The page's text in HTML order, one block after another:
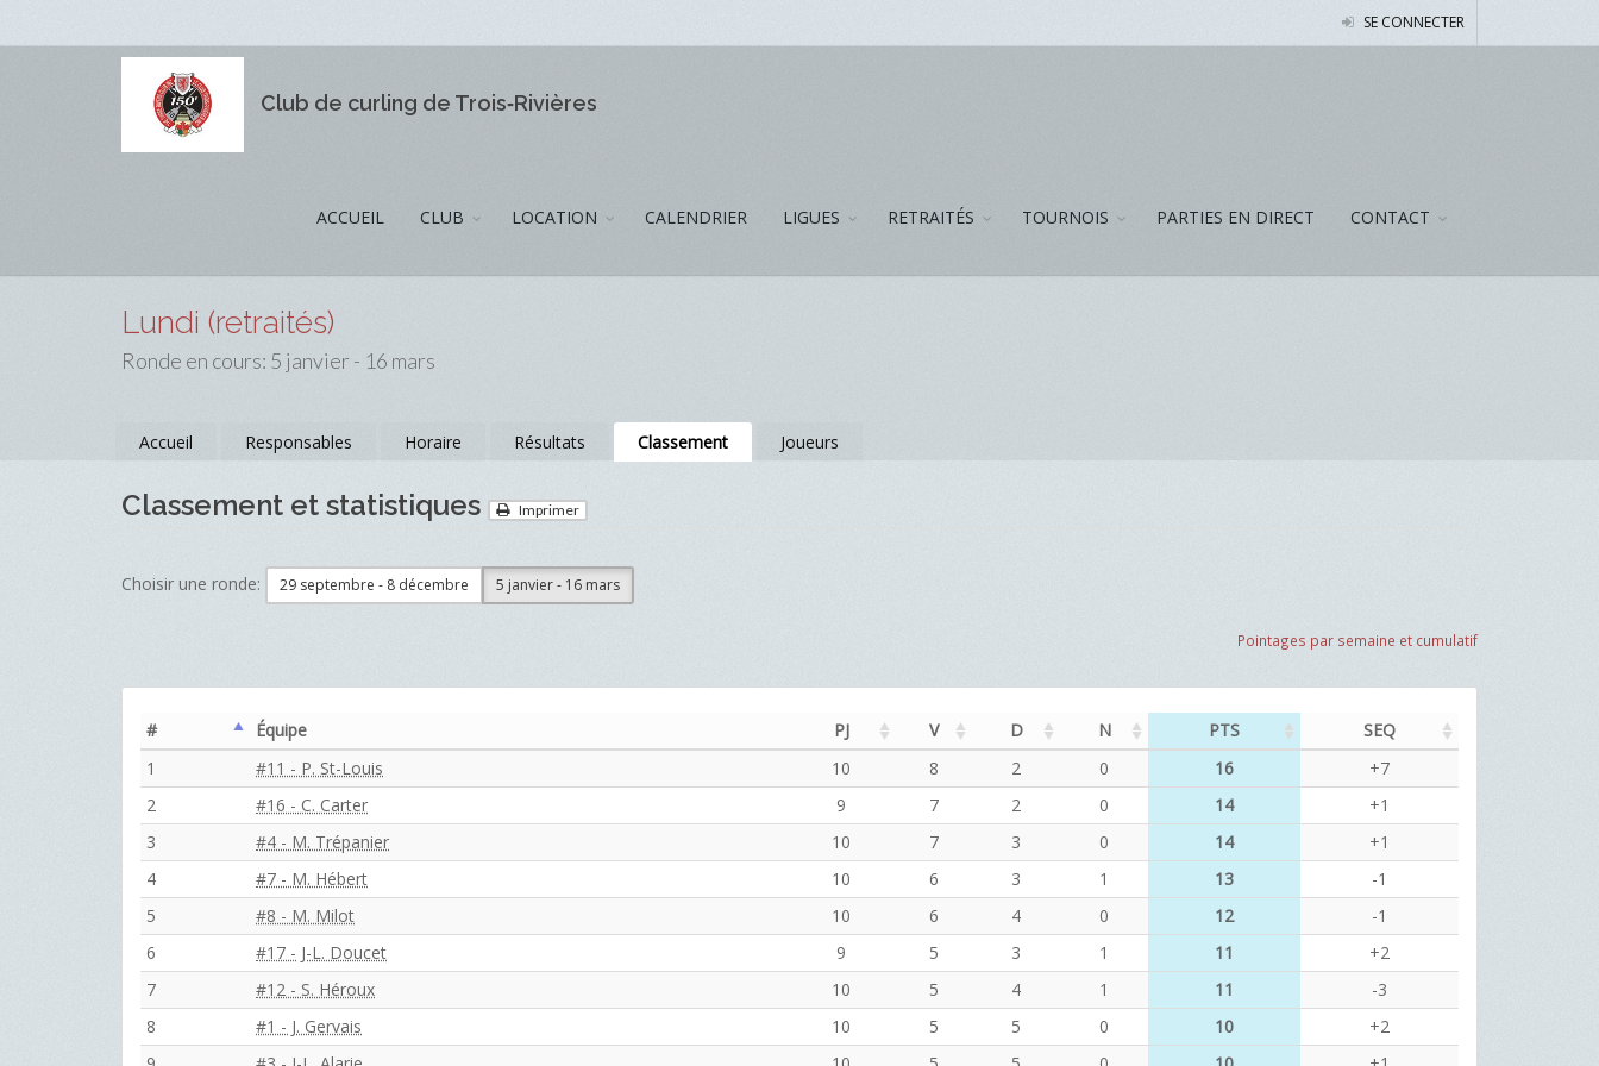
SE CONNECTER
Club de curling de Trois‑Rivières
ACCUEIL CLUB LOCATION CALENDRIER LIGUES RETRAITÉS TOURNOIS PARTIES EN DIRECT CONTACT
Lundi (retraités)
Ronde en cours: 5 janvier - 16 mars
Accueil Responsables Horaire Résultats Classement Joueurs
Classement et statistiques Imprimer
Choisir une ronde: 29 septembre - 8 décembre 5 janvier - 16 mars
Pointages par semaine et cumulatif
# Équipe PJ V D N PTS
SEQ
1
#11 - P. St-Louis 10 8 2 0 16
+7
2
#16 - C. Carter 9 7 2 0 14
+1
3
#4 - M. Trépanier 10 7 3 0 14
+1
4
#7 - M. Hébert 10 6 3 1 13
-1
5
#8 - M. Milot 10 6 4 0 12
-1
6
#17 - J-L. Doucet 9 5 3 1 11
+2
7
#12 - S. Héroux 10 5 4 1 11
-3
8
#1 - J. Gervais 10 5 5 0 10
+2